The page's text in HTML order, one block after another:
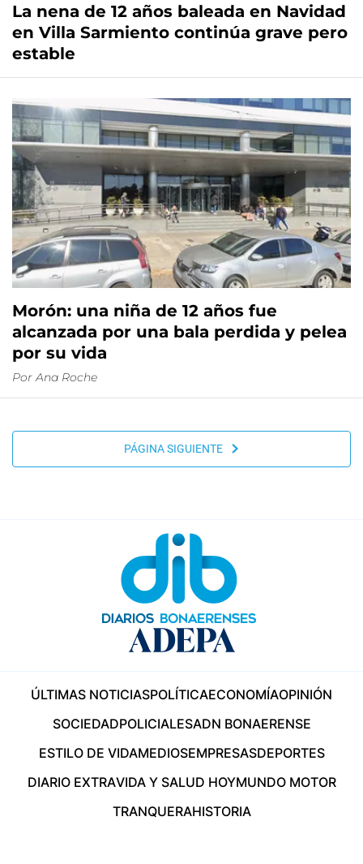
La nena de 12 años baleada en Navidad
en Villa Sarmiento continúa grave pero
estable
Morón: una niña de 12 años fue
alcanzada por una bala perdida y pelea
por su vida
Por Ana Roche
PÁGINA SIGUIENTE
ÚLTIMAS NOTICIASPOLÍTICAECONOMÍAOPINIÓN
SOCIEDADPOLICIALESADN BONAERENSE
ESTILO DE VIDAMEDIOSEMPRESASDEPORTES
DIARIO EXTRAVIDA Y SALUD HOYMUNDO MOTOR
TRANQUERAHISTORIA